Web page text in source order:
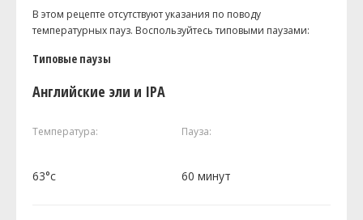
В этом рецепте отсутствуют указания по поводу
температурных пауз. Воспользуйтесь типовыми паузами:
Типовые паузы
Английские эли и IPA
Температура: Пауза:
63°c 60 минут